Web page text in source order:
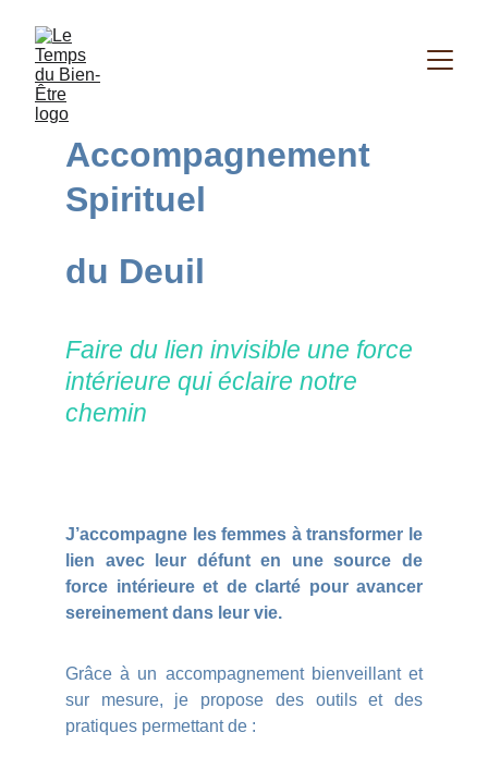
Accompagnement
Spirituel
J’accompagne les femmes à transformer le
lien avec leur défunt en une source de
force intérieure et de c larté pour avancer
sereinement dans leur vie.
Grâce à un accompagnement bienveillant et
sur mesure, je propose des outils et des
pratiques permettant de :
Faire du lien invisible une force
intérieure qui éclaire notre
chemin
du Deuil